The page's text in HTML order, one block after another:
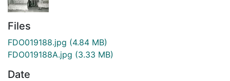
Files
FDO019188.jpg (4.84 MB)
FDO019188A.jpg (3.33 MB)
Date